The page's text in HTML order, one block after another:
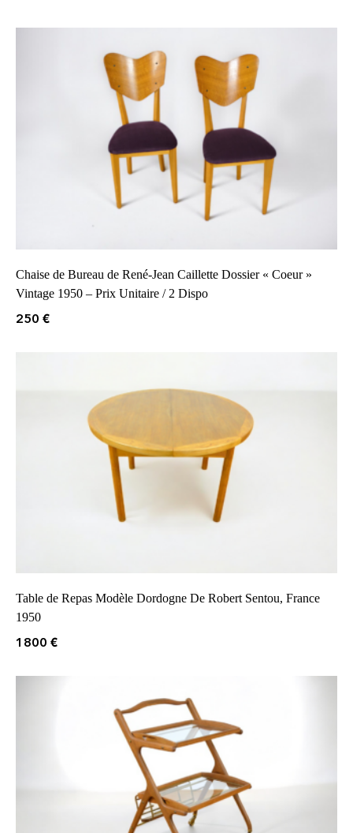
Chaise de Bureau de René-Jean Caillette Dossier « Coeur »
Vintage 1950 – Prix Unitaire / 2 Dispo
250 €
Table de Repas Modèle Dordogne De Robert Sentou, France
1950
1800 €